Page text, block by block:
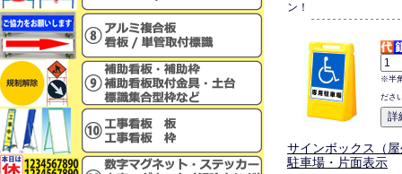
ン！
※半
ださ
サインボックス（
駐車場・片面表示